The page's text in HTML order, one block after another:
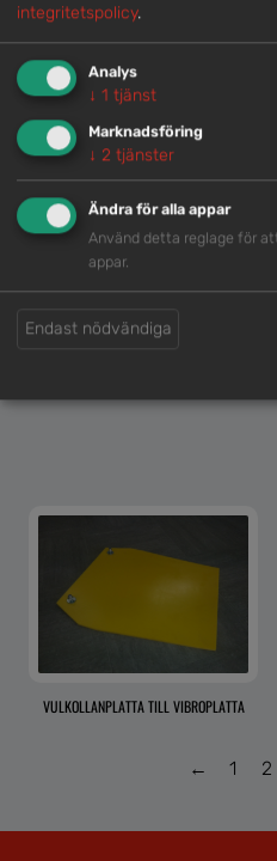
VIBROPLATTA, ASFALT <120 KG, BENSIN
VULKOLLANPLATTA TILL VIBROPLATTA
← 1 2
integritetspolicy.
Analys
↓ 1 tjänst
Marknadsföring
↓ 2 tjänster
Ändra för alla appar
Använd detta reglage för
appar.
Endast nödvändiga